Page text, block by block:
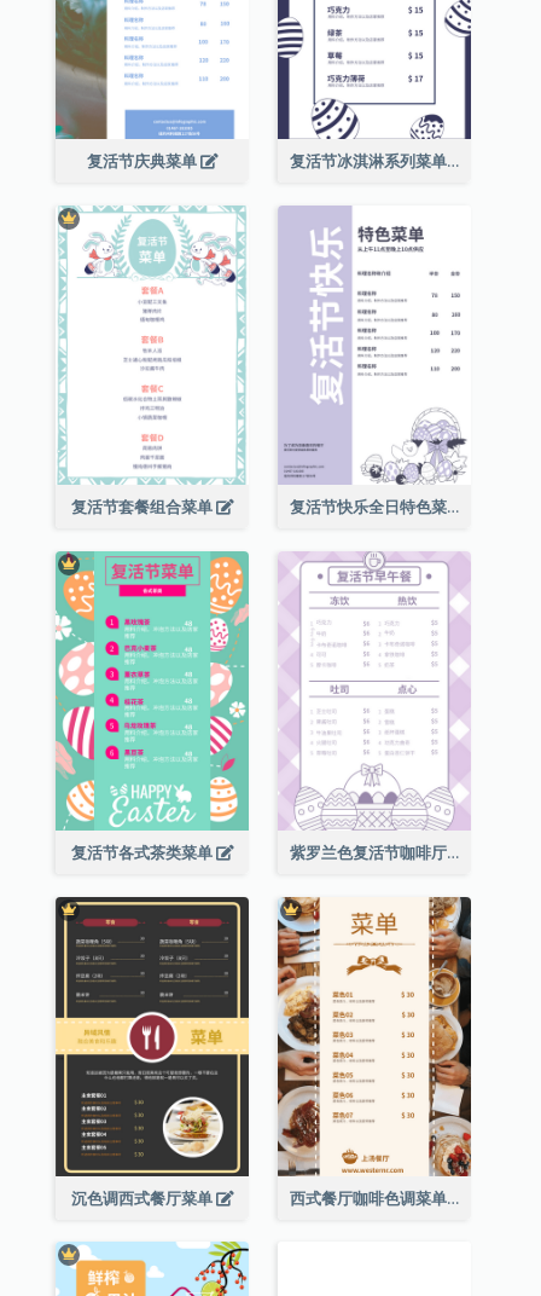
复活节庆典菜单 复活节冰淇淋系列菜单
复活节套餐组合菜单 复活节快乐全日特色菜单
复活节各式茶类菜单 紫罗兰色复活节咖啡厅菜单
沉色调西式餐厅菜单 西式餐厅咖啡色调菜单